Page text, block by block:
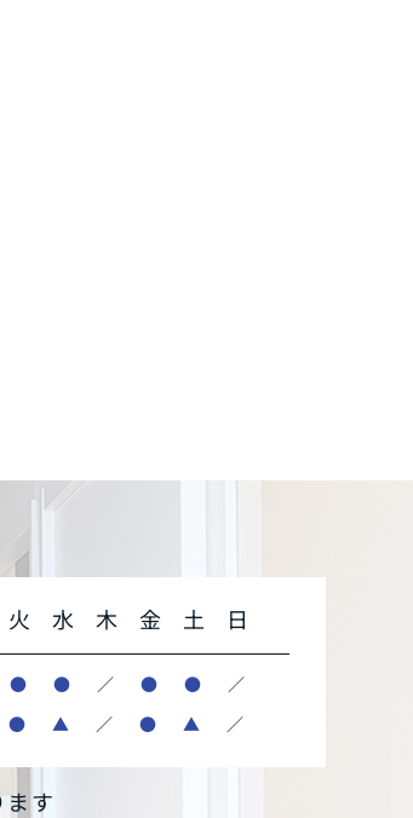
火 水 木 金 土 日
● ● ／ ● ● ／
● ▲ ／ ● ▲ ／
す